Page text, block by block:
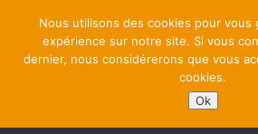
Nous utilisons des cookies pour vous
expérience sur notre site. Si vous
dernier, nous considérerons que vous
cookies.
Ok